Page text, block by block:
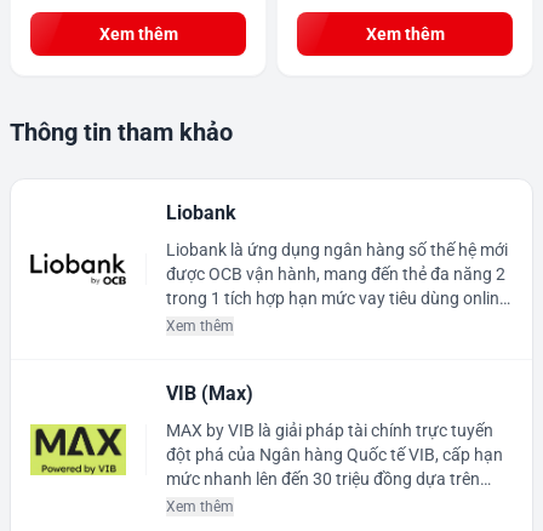
Xem thêm Xem thêm
Thông tin tham khảo
Liobank
Liobank là ứng dụng ngân hàng số thế hệ mới
được OCB vận hành, mang đến thẻ đa năng 2
trong 1 tích hợp hạn mức vay tiêu dùng online
lên tới 100 triệu đồng trực tiếp trên điện thoại.
đem lại trải nghiệm chi tiêu thông minh cùng
ưu đãi hoàn tiền tới 10%.
Xem thêm
VIB (Max)
MAX by VIB là giải pháp tài chính trực tuyến
đột phá của Ngân hàng Quốc tế VIB, cấp hạn
mức nhanh lên đến 30 triệu đồng dựa trên
công nghệ eKYC và xác thực qua tài khoản
Xem thêm